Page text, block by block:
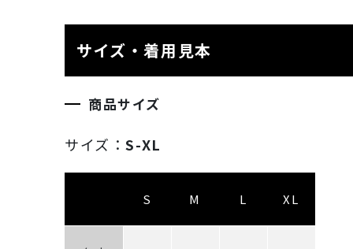
サイズ・着用見本
商品サイズ
サイズ：S-XL
S M L XL